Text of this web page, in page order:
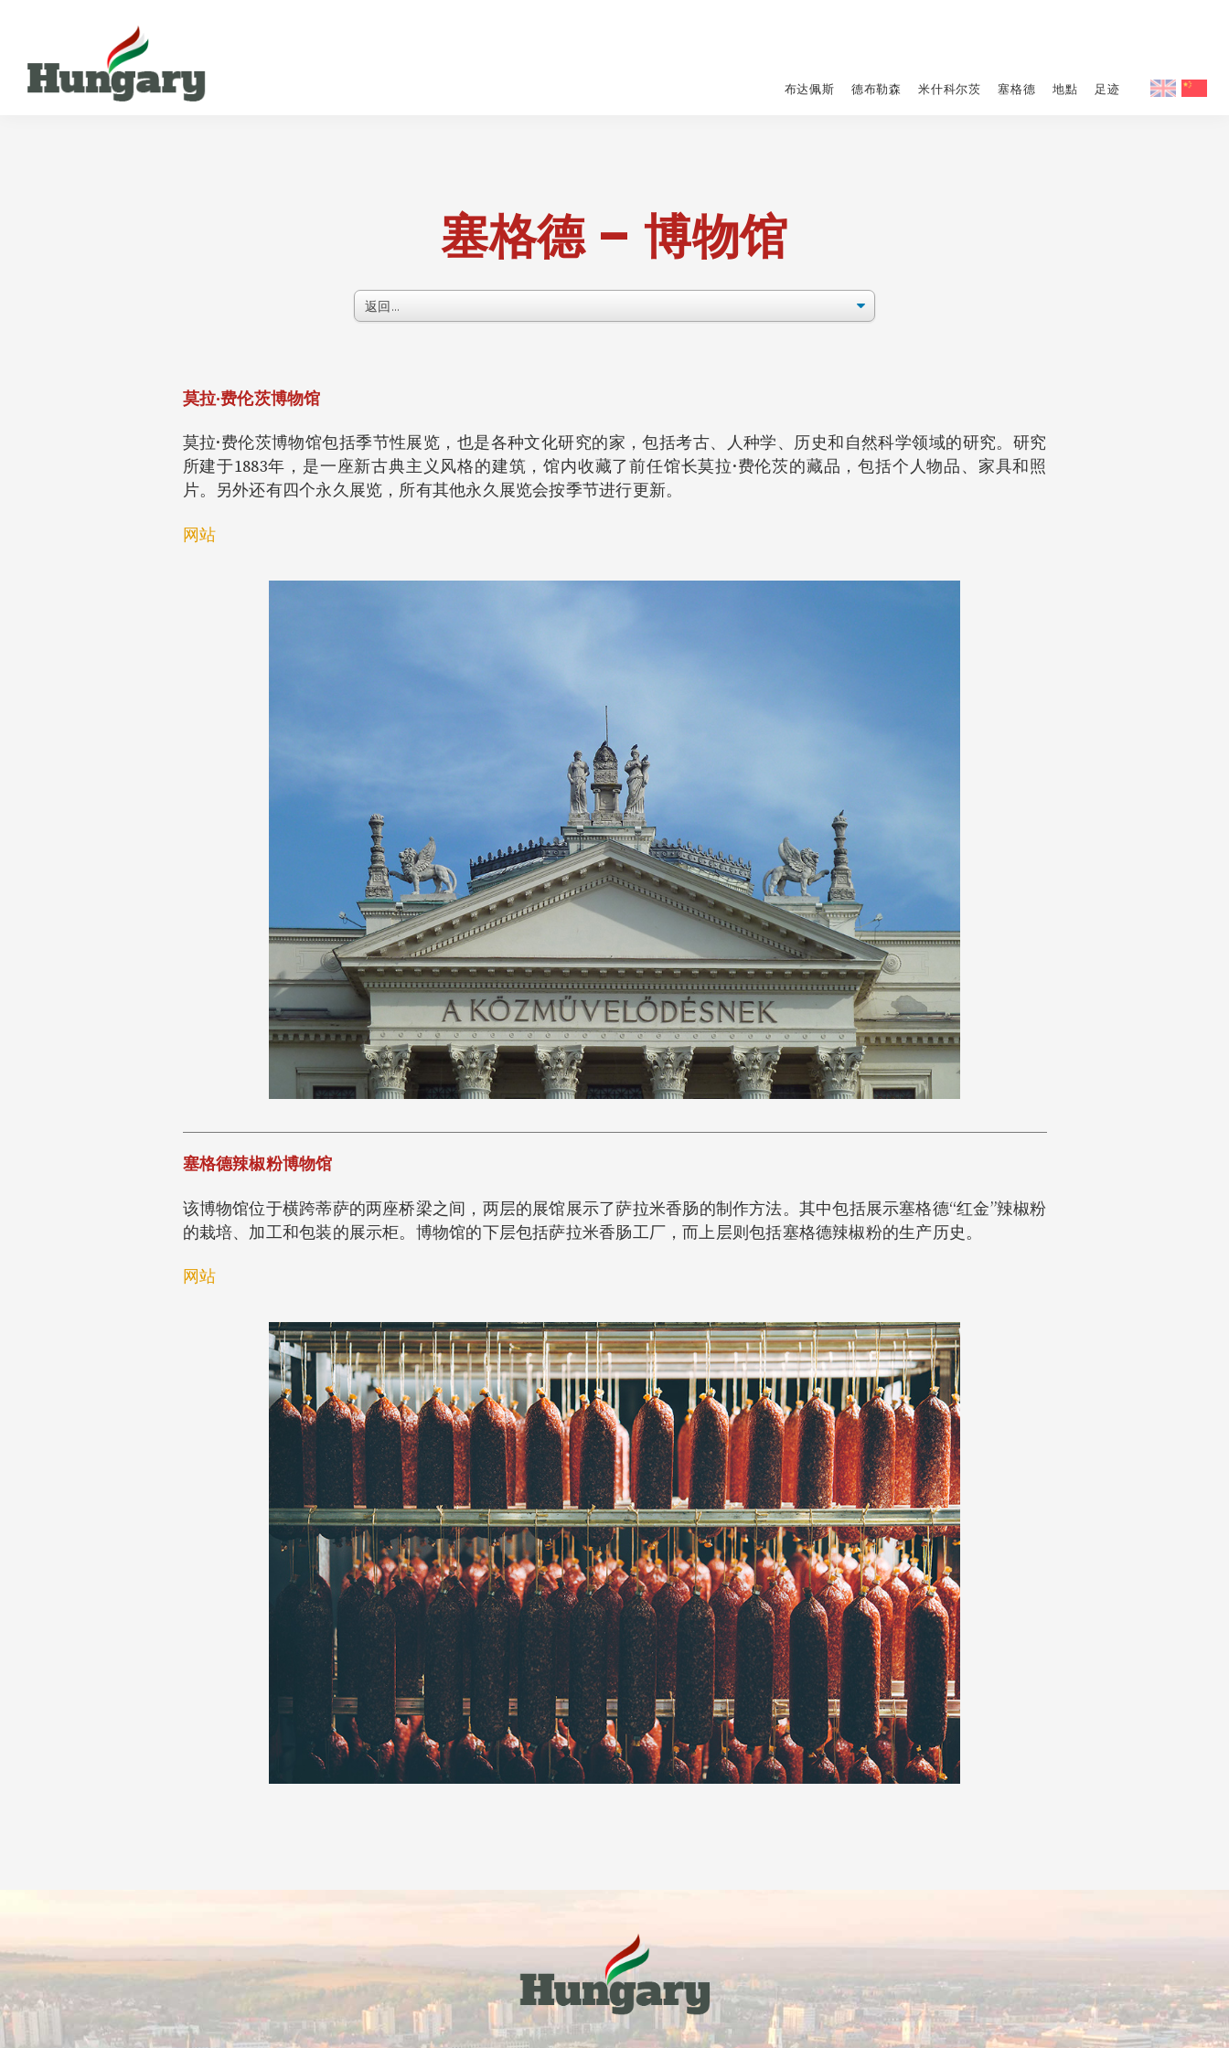
布达佩斯 德布勒森 米什科尔茨 塞格德 地點 足迹
塞格德 – 博物馆
莫拉·费伦茨博物馆
莫拉·费伦茨博物馆包括季节性展览，也是各种文化研究的家，包括考古、人种学、历史和自然科学领域的研究。研究
所建于1883年，是一座新古典主义风格的建筑，馆内收藏了前任馆长莫拉·费伦茨的藏品，包括个人物品、家具和照
片。另外还有四个永久展览，所有其他永久展览会按季节进行更新。
网站
塞格德辣椒粉博物馆
该博物馆位于横跨蒂萨的两座桥梁之间，两层的展馆展示了萨拉米香肠的制作方法。其中包括展示塞格德“红金”辣椒粉
的栽培、加工和包装的展示柜。博物馆的下层包括萨拉米香肠工厂，而上层则包括塞格德辣椒粉的生产历史。
网站